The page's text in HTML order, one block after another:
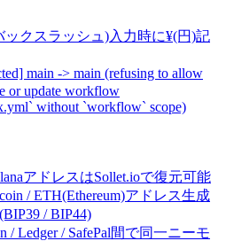
ックスラッシュ)入力時に¥(円)記
main -> main (refusing to allow
or update workflow
without `workflow` scope)
アドレスはSollet.ioで復元可能
/ ETH(Ethereum)アドレス生成
/ BIP44)
/ Ledger / SafePal間で同一ニーモ